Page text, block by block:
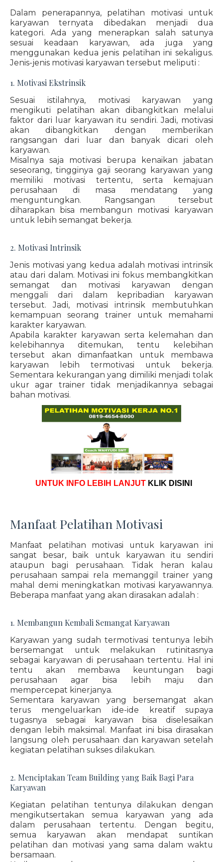
Dalam penerapannya, pelatihan motivasi untuk
karyawan ternyata dibedakan menjadi dua
kategori. Ada yang menerapkan salah satunya
sesuai keadaan karyawan, ada juga yang
menggunakan kedua jenis pelatihan ini sekaligus.
Jenis-jenis motivasi karyawan tersebut meliputi :
1. Motivasi Ekstrinsik
Sesuai istilahnya, motivasi karyawan yang
mengikuti pelatihan akan dibangkitkan melalui
faktor dari luar karyawan itu sendiri. Jadi, motivasi
akan dibangkitkan dengan memberikan
rangsangan dari luar dan banyak dicari oleh
karyawan.
Misalnya saja motivasi berupa kenaikan jabatan
seseorang, tingginya gaji seorang karyawan yang
memiliki motivasi tertentu, serta kemajuan
perusahaan di masa mendatang yang
menguntungkan. Rangsangan tersebut
diharapkan bisa membangun motivasi karyawan
untuk lebih semangat bekerja.
2. Motivasi Intrinsik
Jenis motivasi yang kedua adalah motivasi intrinsik
atau dari dalam. Motivasi ini fokus membangkitkan
semangat dan motivasi karyawan dengan
menggali dari dalam kepribadian karyawan
tersebut. Jadi, motivasi intrinsik membutuhkan
kemampuan seorang trainer untuk memahami
karakter karyawan.
Apabila karakter karyawan serta kelemahan dan
kelebihannya ditemukan, tentu kelebihan
tersebut akan dimanfaatkan untuk membawa
karyawan lebih termotivasi untuk bekerja.
Sementara kekurangan yang dimiliki menjadi tolak
ukur agar trainer tidak menjadikannya sebagai
bahan motivasi.
UNTUK INFO LEBIH LANJUT KLIK DISINI
Manfaat Pelatihan Motivasi
Manfaat pelatihan motivasi untuk karyawan ini
sangat besar, baik untuk karyawan itu sendiri
ataupun bagi perusahaan. Tidak heran kalau
perusahaan sampai rela memanggil trainer yang
mahal demi meningkatkan motivasi karyawannya.
Beberapa manfaat yang akan dirasakan adalah :
1. Membangun Kembali Semangat Karyawan
Karyawan yang sudah termotivasi tentunya lebih
bersemangat untuk melakukan rutinitasnya
sebagai karyawan di perusahaan tertentu. Hal ini
tentu akan membawa keuntungan bagi
perusahaan agar bisa lebih maju dan
mempercepat kinerjanya.
Sementara karyawan yang bersemangat akan
terus mengeluarkan ide-ide kreatif supaya
tugasnya sebagai karyawan bisa diselesaikan
dengan lebih maksimal. Manfaat ini bisa dirasakan
langsung oleh perusahaan dan karyawan setelah
kegiatan pelatihan sukses dilakukan.
2. Menciptakan Team Building yang Baik Bagi Para
Karyawan
Kegiatan pelatihan tentunya dilakukan dengan
mengikutsertakan semua karyawan yang ada
dalam perusahaan tertentu. Dengan begitu,
semua karyawan akan mendapat suntikan
pelatihan dan motivasi yang sama dalam waktu
bersamaan.